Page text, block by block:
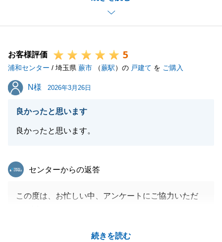
おかげ様で早期にご成約へと至ることが出来ました。
ら、是非ご連絡を頂戴できればと思っております。
今後とも弊社をご愛顧賜りますよう、お願い申し上げ
ます。
お客様評価 5
浦和センター / 埼玉県 蕨市 （蕨駅）の 戸建て を ご購入
N様
N様 2026年3月26日
良かったと思います
良かったと思います。
続きを読む
東急リバブル
センターからの返答
この度は、お忙しい中、アンケートにご協力いただ